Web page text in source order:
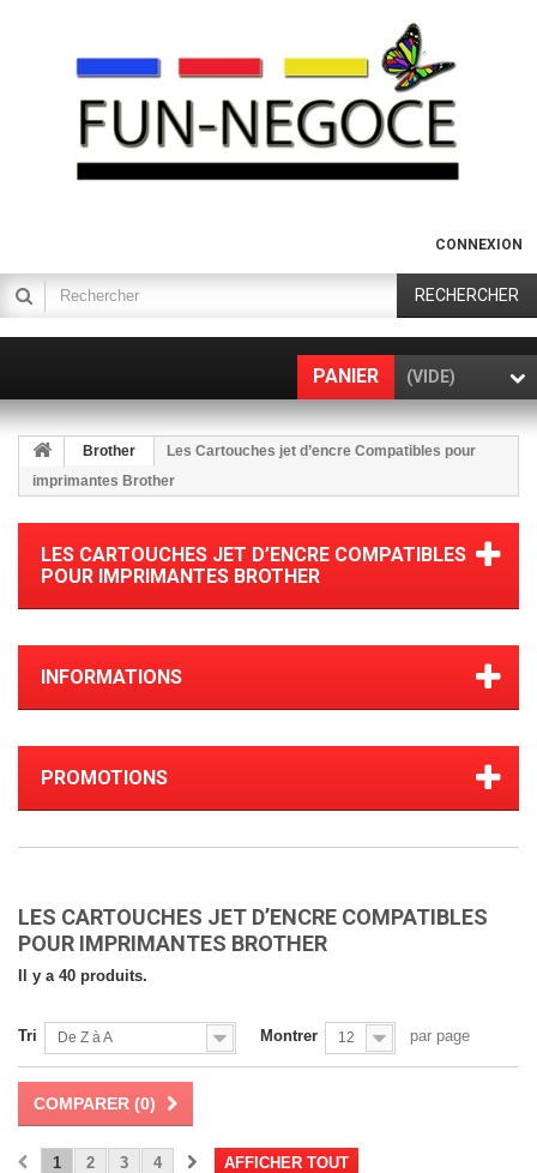
CONNEXION
RECHERCHER
PANIER (VIDE)
Brother
Les Cartouches jet d’encre Compatibles pour
imprimantes Brother
LES CARTOUCHES JET D’ENCRE COMPATIBLES
POUR IMPRIMANTES BROTHER
INFORMATIONS
PROMOTIONS
LES CARTOUCHES JET D’ENCRE COMPATIBLES
POUR IMPRIMANTES BROTHER
Il y a 40 produits.
Tri De Z à A Montrer 12 par page
COMPARER (0)
AFFICHER TOUT
1 2 3 4